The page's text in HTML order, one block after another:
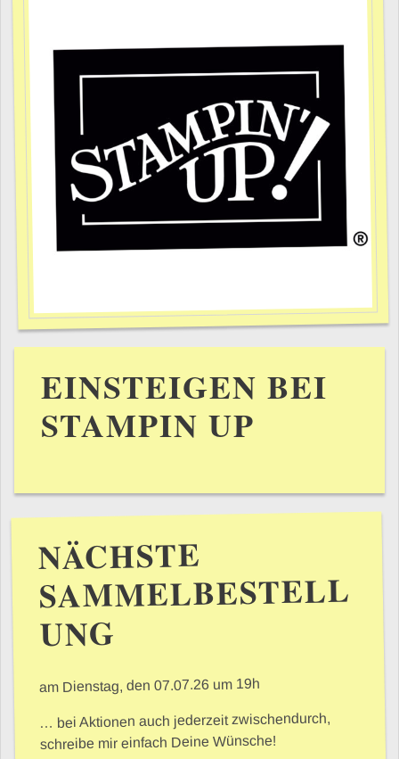
EINSTEIGEN BEI
STAMPIN UP
NÄCHSTE
SAMMELBESTELL
UNG
am Dienstag, den 07.07.26 um 19h
… bei Aktionen auch jederzeit zwischendurch,
schreibe mir einfach Deine Wünsche!